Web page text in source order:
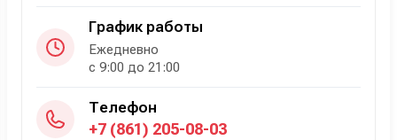
График работы
Ежедневно
с 9:00 до 21:00
Телефон
+7 (861) 205-08-03